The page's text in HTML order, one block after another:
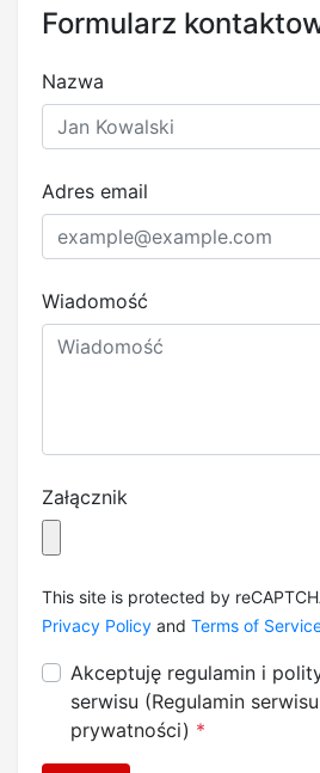
Formularz
Nazwa
Adres email
Wiadomość
Załącznik
This site is protected by
Privacy Policy and Terms of
Akceptuję regulamin i
serwisu (Regulamin serwisu
prywatności) *